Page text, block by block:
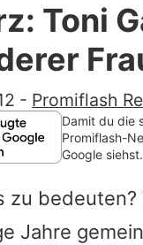
Toni
- Promiflash
Damit du die
Promiflash-
Google siehst.
zu bedeuten?
Jahre